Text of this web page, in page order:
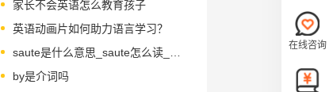
家长不会英语怎么教育孩子
英语动画片如何助力语言学习？
by是介词吗
在线咨询